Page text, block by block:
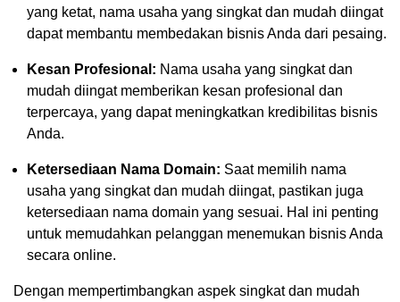
yang ketat, nama usaha yang singkat dan mudah diingat
dapat membantu membedakan bisnis Anda dari pesaing.
Kesan Profesional: Nama usaha yang singkat dan
mudah diingat memberikan kesan profesional dan
terpercaya, yang dapat meningkatkan kredibilitas bisnis
Anda.
Ketersediaan Nama Domain: Saat memilih nama
usaha yang singkat dan mudah diingat, pastikan juga
ketersediaan nama domain yang sesuai. Hal ini penting
untuk memudahkan pelanggan menemukan bisnis Anda
secara online.
Dengan mempertimbangkan aspek singkat dan mudah